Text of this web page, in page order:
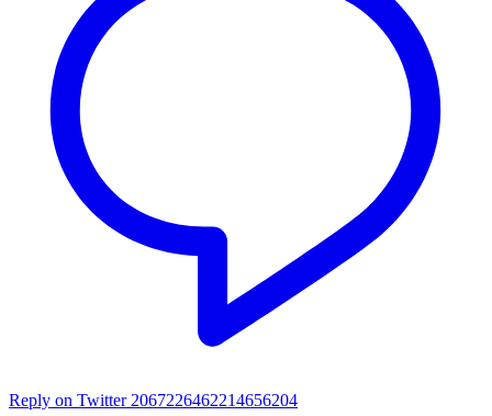
Reply on Twitter 2067226462214656204